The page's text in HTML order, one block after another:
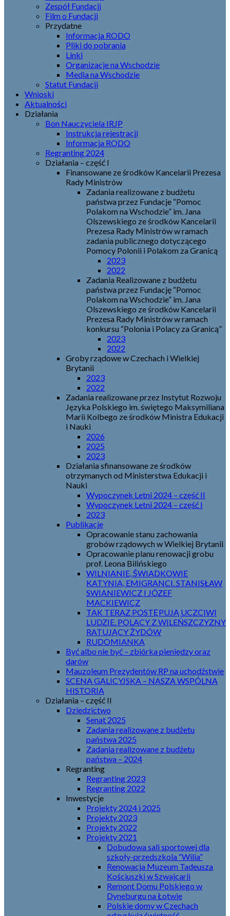
Zespół Fundacji
Film o Fundacji
Przydatne
Informacja RODO
Pliki do pobrania
Linki
Organizacje na Wschodzie
Media na Wschodzie
Statut Fundacji
Wnioski
Aktualności
Działania
Bon Nauczyciela IRJP
Instrukcja rejestracji
Informacja RODO
Regranting 2024
Działania – część I
Finansowane ze środków Kancelarii Prezesa
Rady Ministrów
Zadania realizowane z budżetu
państwa przez Fundacje “Pomoc
Polakom na Wschodzie” im. Jana
Olszewskiego ze środków Kancelarii
Prezesa Rady Ministrów w ramach
zadania publicznego dotyczącego
Pomocy Polonii i Polakom za Granicą
2023
2022
Zadania Realizowane z budżetu
państwa przez Fundację “Pomoc
Polakom na Wschodzie” im. Jana
Olszewskiego ze środków Kancelarii
Prezesa Rady Ministrów w ramach
konkursu “Polonia i Polacy za Granicą”
2023
2022
Groby rządowe w Czechach i Wielkiej
Brytanii
2023
2022
Zadania realizowane przez Instytut Rozwoju
Języka Polskiego im. świętego Maksymiliana
Marii Kolbego ze środków Ministra Edukacji
i Nauki
2026
2025
2023
Działania sfinansowane ze środków
otrzymanych od Ministerstwa Edukacji i
Nauki
Wypoczynek Letni 2024 – część II
Wypoczynek Letni 2024 – część I
2023
Publikacje
Opracowanie stanu zachowania
grobów rządowych w Wielkiej Brytanii
Opracowanie planu renowacji grobu
prof. Leona Bilińskiego
WILNIANIE, ŚWIADKOWIE
KATYNIA, EMIGRANCI. STANISŁAW
SWIANIEWICZ I JÓZEF
MACKIEWICZ
TAK TERAZ POSTĘPUJĄ UCZCIWI
LUDZIE. POLACY Z WILEŃSZCZYZNY
RATUJĄCY ŻYDÓW
RUDOMIANKA
Być albo nie być – zbiórka pieniędzy oraz
darów
Mauzoleum Prezydentów RP na uchodźstwie
SCENA GALICYJSKA – NASZA WSPÓLNA
HISTORIA
Działania – część II
Dziedzictwo
Senat 2025
Zadania realizowane z budżetu
państwa 2025
Zadania realizowane z budżetu
państwa – 2024
Regranting
Regranting 2023
Regranting 2022
Inwestycje
Projekty 2024 i 2025
Projekty 2023
Projekty 2022
Projekty 2021
Dobudowa sali sportowej dla
szkoły-przedszkola “Wilia”
Renowacja Muzeum Tadeusza
Kościuszki w Szwajcarii
Remont Domu Polskiego w
Dyneburgu na Łotwie
Polskie domy w Czechach